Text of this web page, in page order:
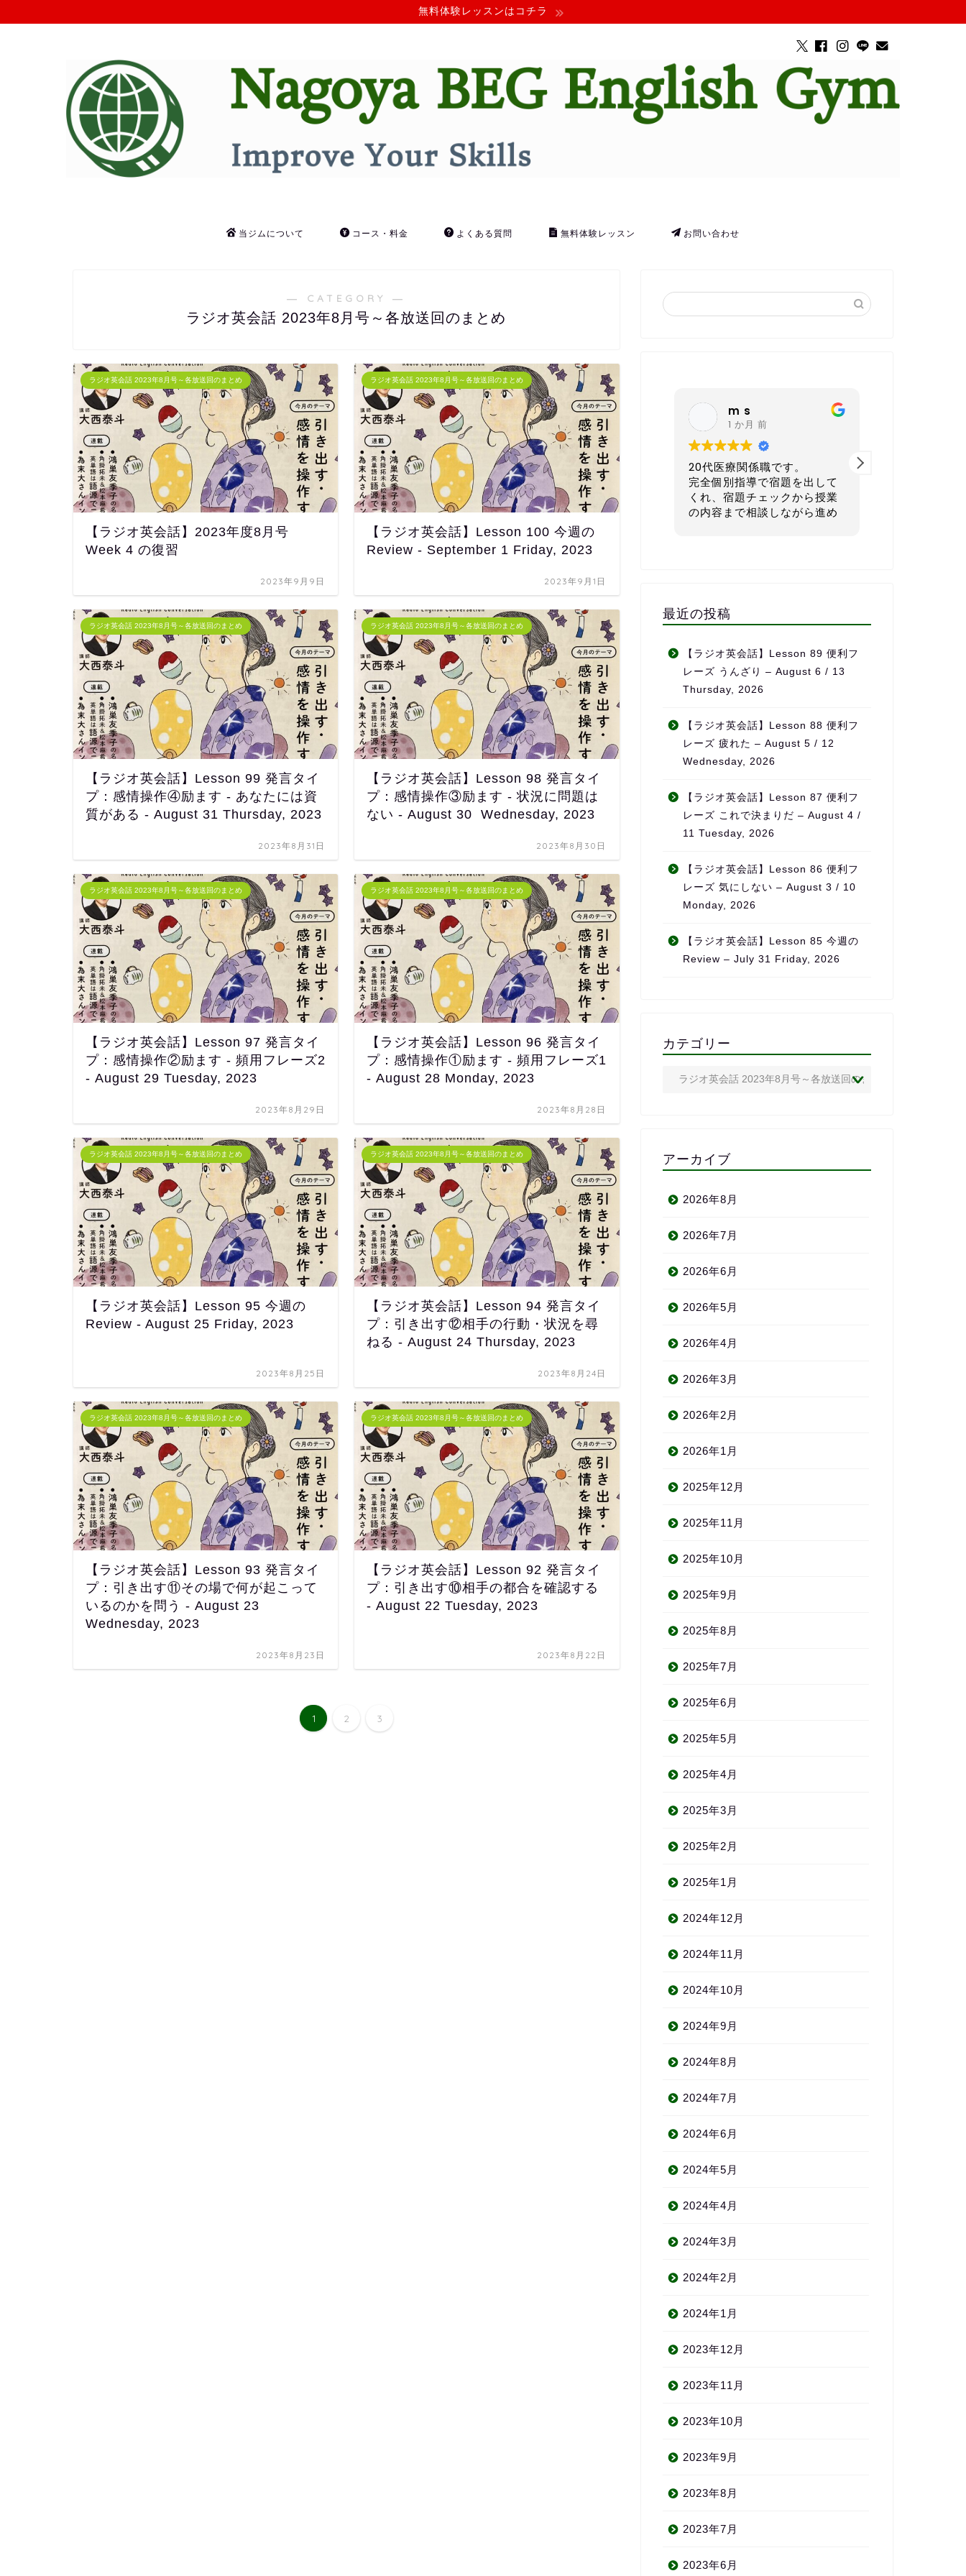
無料体験レッスンはコチラ
当ジムについて コース・料金 よくある質問 無料体験レッスン お問い合わせ
― CATEGORY ―
ラジオ英会話 2023年8月号～各放送回のまとめ
ラジオ英会話 2023年8月号～各放送回のまとめ
【ラジオ英会話】2023年度8月号
Week 4 の復習
2023年9月9日
ラジオ英会話 2023年8月号～各放送回のまとめ
【ラジオ英会話】Lesson 100 今週の
Review - September 1 Friday, 2023
2023年9月1日
ラジオ英会話 2023年8月号～各放送回のまとめ
【ラジオ英会話】Lesson 99 発言タイ
プ：感情操作④励ます - あなたには資
質がある - August 31 Thursday, 2023
2023年8月31日
ラジオ英会話 2023年8月号～各放送回のまとめ
【ラジオ英会話】Lesson 98 発言タイ
プ：感情操作③励ます - 状況に問題は
ない - August 30 Wednesday, 2023
2023年8月30日
ラジオ英会話 2023年8月号～各放送回のまとめ
【ラジオ英会話】Lesson 97 発言タイ
プ：感情操作②励ます - 頻用フレーズ2
- August 29 Tuesday, 2023
2023年8月29日
ラジオ英会話 2023年8月号～各放送回のまとめ
【ラジオ英会話】Lesson 96 発言タイ
プ：感情操作①励ます - 頻用フレーズ1
- August 28 Monday, 2023
2023年8月28日
ラジオ英会話 2023年8月号～各放送回のまとめ
【ラジオ英会話】Lesson 95 今週の
Review - August 25 Friday, 2023
2023年8月25日
ラジオ英会話 2023年8月号～各放送回のまとめ
【ラジオ英会話】Lesson 94 発言タイ
プ：引き出す⑫相手の行動・状況を尋
ねる - August 24 Thursday, 2023
2023年8月24日
ラジオ英会話 2023年8月号～各放送回のまとめ
【ラジオ英会話】Lesson 93 発言タイ
プ：引き出す⑪その場で何が起こって
いるのかを問う - August 23
Wednesday, 2023
2023年8月23日
ラジオ英会話 2023年8月号～各放送回のまとめ
【ラジオ英会話】Lesson 92 発言タイ
プ：引き出す⑩相手の都合を確認する
- August 22 Tuesday, 2023
2023年8月22日
1 2 3
m s
1 か月 前
20代医療関係職です。
完全個別指導で宿題を出して
くれ、宿題チェックから授業
の内容まで相談しながら進め
ます。
なんとか仕事と両立すること
ができました。
英会話など目標がある方、サ
ポートを受けながら進めたい
最近の投稿
【ラジオ英会話】Lesson 89 便利フ
レーズ うんざり – August 6 / 13
Thursday, 2026
【ラジオ英会話】Lesson 88 便利フ
レーズ 疲れた – August 5 / 12
Wednesday, 2026
【ラジオ英会話】Lesson 87 便利フ
レーズ これで決まりだ – August 4 /
11 Tuesday, 2026
【ラジオ英会話】Lesson 86 便利フ
レーズ 気にしない – August 3 / 10
Monday, 2026
【ラジオ英会話】Lesson 85 今週の
Review – July 31 Friday, 2026
カテゴリー
アーカイブ
2026年8月
2026年7月
2026年6月
2026年5月
2026年4月
2026年3月
2026年2月
2026年1月
2025年12月
2025年11月
2025年10月
2025年9月
2025年8月
2025年7月
2025年6月
2025年5月
2025年4月
2025年3月
2025年2月
2025年1月
2024年12月
2024年11月
2024年10月
2024年9月
2024年8月
2024年7月
2024年6月
2024年5月
2024年4月
2024年3月
2024年2月
2024年1月
2023年12月
2023年11月
2023年10月
2023年9月
2023年8月
2023年7月
2023年6月